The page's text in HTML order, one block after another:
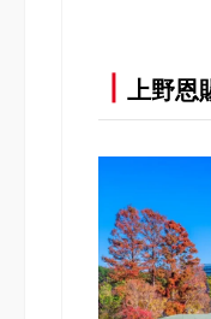
上野恩